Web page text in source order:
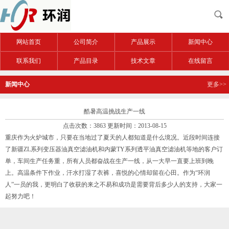
网站首页 公司简介 产品展示 新闻中心
联系我们 产品目录 技术文章 在线留言
新闻中心 更多>>
酷暑高温挑战生产一线
点击次数：3863 更新时间：2013-08-15
重庆作为火炉城市，只要在当地过了夏天的人都知道是什么境况。近段时间连接
了新疆ZL系列变压器油真空滤油机和内蒙TY系列透平油真空滤油机等地的客户订
单，车间生产任务重，所有人员都奋战在生产一线，从一大早一直要上班到晚
上。高温条件下作业，汗水打湿了衣裤，喜悦的心情却留在心田。作为“环润
人”一员的我，更明白了收获的来之不易和成功是需要背后多少人的支持，大家一
起努力吧！